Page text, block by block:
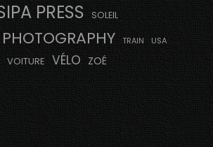
PRESS SOLEIL
PHOTOGRAPHY TRAIN USA
VOITURE VÉLO ZOÉ